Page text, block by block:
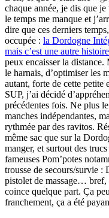
chaque année, je dis que
le temps me manque et
dire que ces derniers
occupée : la Dordogne
mais c’est une autre
peux encaisser la distance.
le harnais, d’optimiser
autant, forte de cette
SUP, j’ai décidé
précédentes fois. Ne plus
manches indépendantes,
rythmée par des ravitos.
même sac que sur la
manger, et surtout des
fameuses Pom’potes
trousse de secours/survie
pistolet de massage… bref,
coince quelque part. Ça
franchement, ça a été